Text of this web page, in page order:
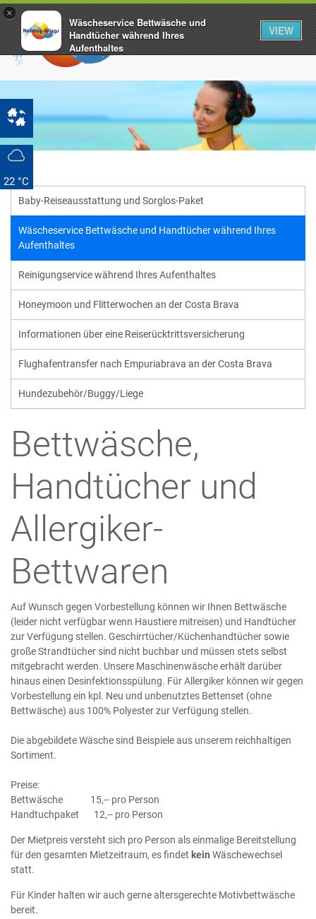
22 °C
Baby-Reiseausstattung und Sorglos-Paket
Wäscheservice Bettwäsche und Handtücher während Ihres
Aufenthaltes
Reinigungservice während Ihres Aufenthaltes
Honeymoon und Flitterwochen an der Costa Brava
Informationen über eine Reiserücktrittsversicherung
Flughafentransfer nach Empuriabrava an der Costa Brava
Hundezubehör/Buggy/Liege
Bettwäsche,
Handtücher und
Allergiker-
Bettwaren
Auf Wunsch gegen Vorbestellung können wir Ihnen Bettwäsche
(leider nicht verfügbar wenn Haustiere mitreisen) und Handtücher
zur Verfügung stellen. Geschirrtücher/Küchenhandtücher sowie
große Strandtücher sind nicht buchbar und müssen stets selbst
mitgebracht werden. Unsere Maschinenwäsche erhält darüber
hinaus einen Desinfektionsspülung. Für Allergiker können wir gegen
Vorbestellung ein kpl. Neu und unbenutztes Bettenset (ohne
Bettwäsche) aus 100% Polyester zur Verfügung stellen.
Die abgebildete Wäsche sind Beispiele aus unserem reichhaltigen
Sortiment.
Preise:
Bettwäsche 15,-- pro Person
Handtuchpaket 12,-- pro Person
Der Mietpreis versteht sich pro Person als einmalige Bereitstellung
für den gesamten Mietzeitraum, es findet kein Wäschewechsel
statt.
Für Kinder halten wir auch gerne altersgerechte Motivbettwäsche
bereit.
×
Wäscheservice Bettwäsche und
Handtücher während Ihres
Aufenthaltes
www.holiday-wings.com
FREE - In Google Play
VIEW